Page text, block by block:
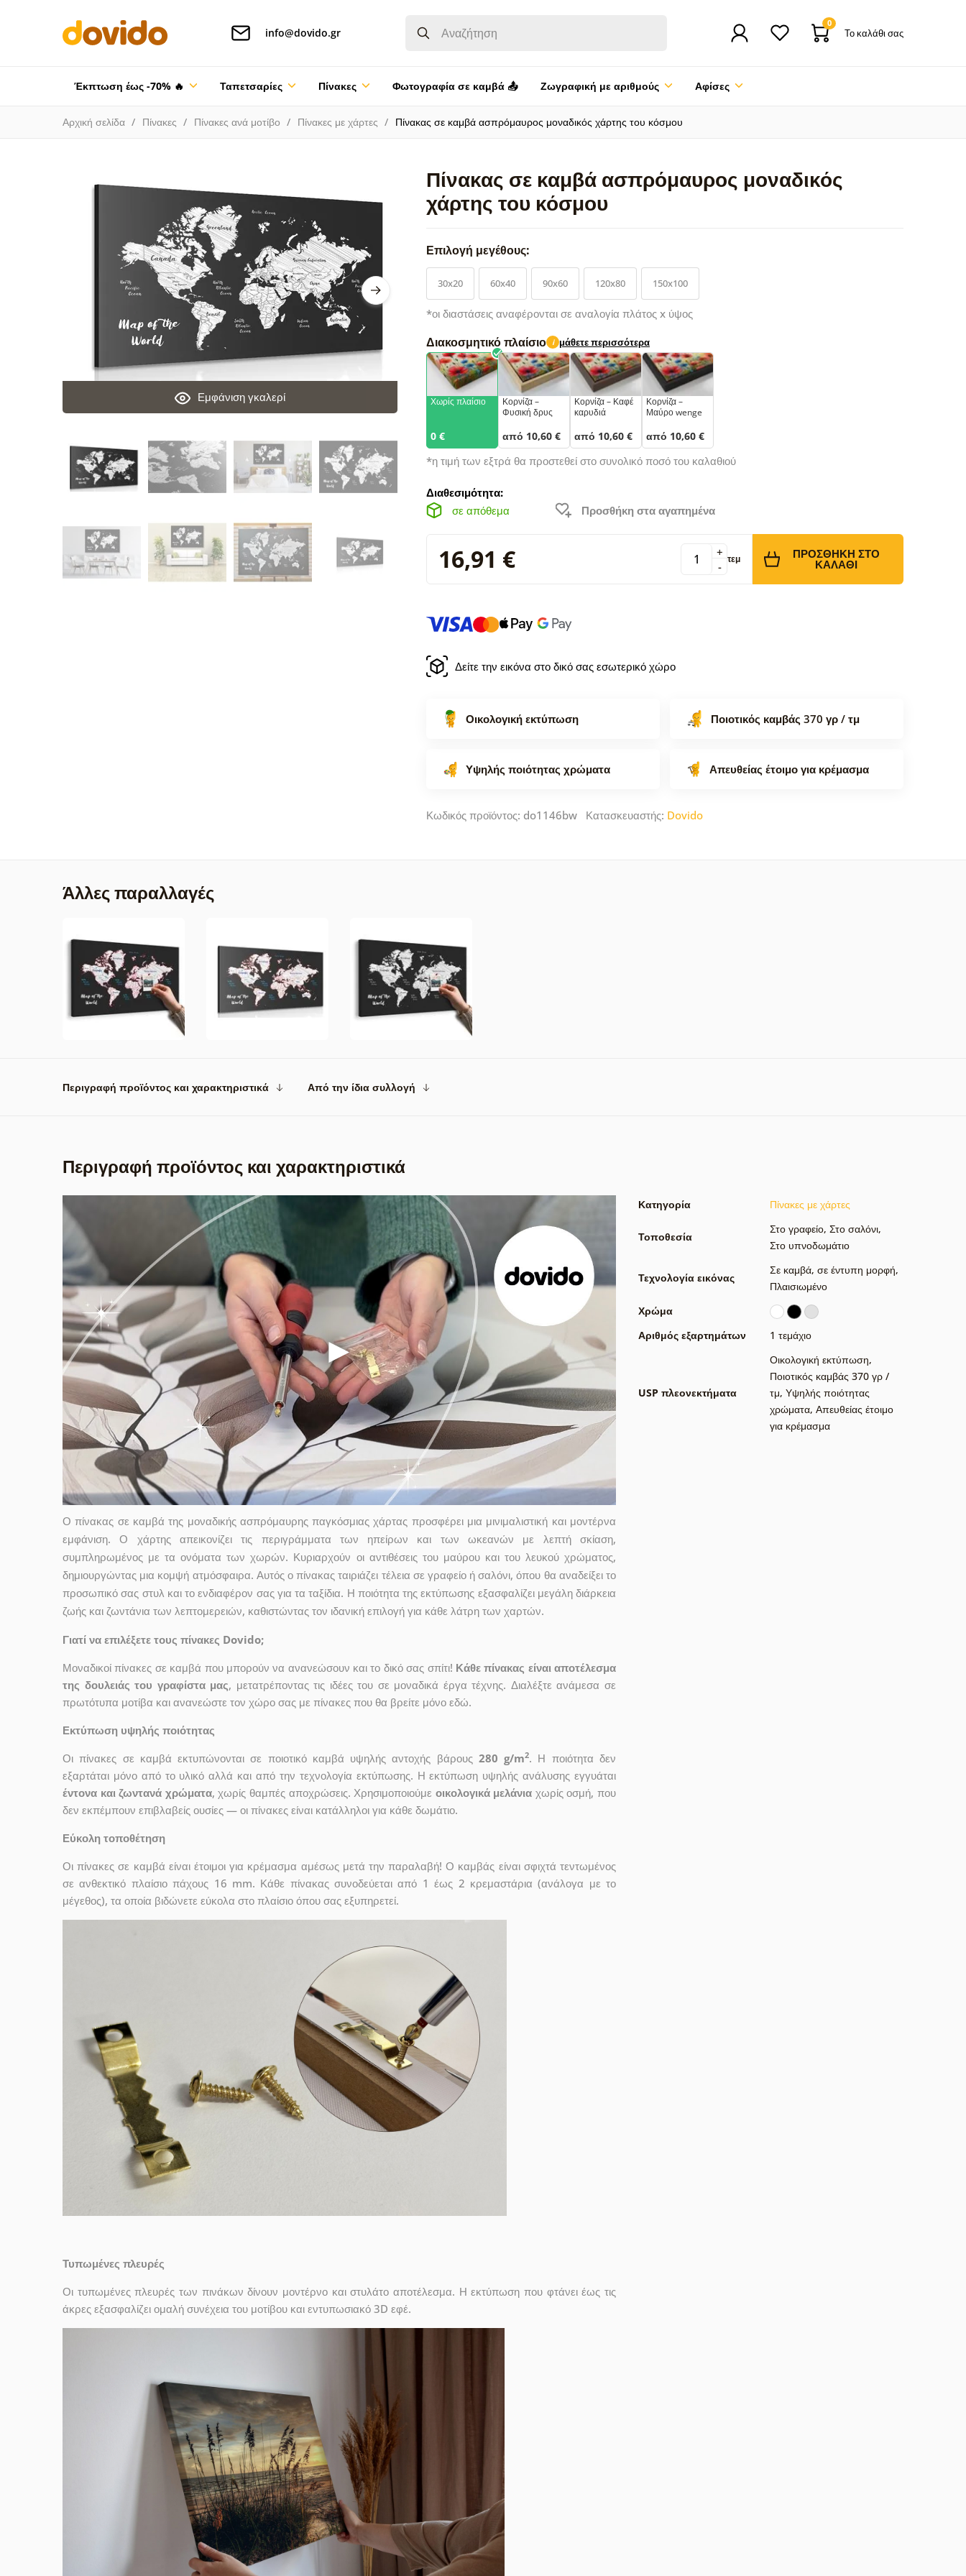
info@dovido.gr
0
Το καλάθι σας
Έκπτωση έως -70% 🔥 Ταπετσαρίες Πίνακες Φωτογραφία σε καμβά 📤 Ζωγραφική με αριθμούς Αφίσες
Αρχική σελίδα Πίνακες Πίνακες ανά μοτίβο Πίνακες με χάρτες Πίνακας σε καμβά ασπρόμαυρος μοναδικός χάρτης του κόσμου
Πίνακας σε καμβά ασπρόμαυρος μοναδικός
χάρτης του κόσμου
Εμφάνιση γκαλερί
Επιλογή μεγέθους:
30x20 60x40 90x60 120x80 150x100
*οι διαστάσεις αναφέρονται σε αναλογία πλάτος x ύψος
Διακοσμητικό πλαίσιο i μάθετε περισσότερα
Χωρίς πλαίσιο
0 €
Κορνίζα –
Φυσική δρυς
από 10,60 €
Κορνίζα – Καφέ
καρυδιά
από 10,60 €
Κορνίζα –
Μαύρο wenge
από 10,60 €
*η τιμή των εξτρά θα προστεθεί στο συνολικό ποσό του καλαθιού
Διαθεσιμότητα:
σε απόθεμα
Προσθήκη στα αγαπημένα
16,91 € -
+ τεμ ΠΡΟΣΘΉΚΗ ΣΤΟ
ΚΑΛΆΘΙ
Δείτε την εικόνα στο δικό σας εσωτερικό χώρο
Οικολογική εκτύπωση Ποιοτικός καμβάς 370 γρ / τμ
Υψηλής ποιότητας χρώματα Απευθείας έτοιμο για κρέμασμα
Κωδικός προϊόντος: do1146bw Κατασκευαστής: Dovido
Άλλες παραλλαγές
Περιγραφή προϊόντος και χαρακτηριστικά Από την ίδια συλλογή
Περιγραφή προϊόντος και χαρακτηριστικά
Ο πίνακας σε καμβά της μοναδικής ασπρόμαυρης παγκόσμιας χάρτας προσφέρει μια μινιμαλιστική και μοντέρνα
εμφάνιση. Ο χάρτης απεικονίζει τις περιγράμματα των ηπείρων και των ωκεανών με λεπτή σκίαση,
συμπληρωμένος με τα ονόματα των χωρών. Κυριαρχούν οι αντιθέσεις του μαύρου και του λευκού χρώματος,
δημιουργώντας μια κομψή ατμόσφαιρα. Αυτός ο πίνακας ταιριάζει τέλεια σε γραφείο ή σαλόνι, όπου θα αναδείξει το
προσωπικό σας στυλ και το ενδιαφέρον σας για τα ταξίδια. Η ποιότητα της εκτύπωσης εξασφαλίζει μεγάλη διάρκεια
ζωής και ζωντάνια των λεπτομερειών, καθιστώντας τον ιδανική επιλογή για κάθε λάτρη των χαρτών.
Γιατί να επιλέξετε τους πίνακες Dovido;
Μοναδικοί πίνακες σε καμβά που μπορούν να ανανεώσουν και το δικό σας σπίτι! Κάθε πίνακας είναι αποτέλεσμα
της δουλειάς του γραφίστα μας, μετατρέποντας τις ιδέες του σε μοναδικά έργα τέχνης. Διαλέξτε ανάμεσα σε
πρωτότυπα μοτίβα και ανανεώστε τον χώρο σας με πίνακες που θα βρείτε μόνο εδώ.
Εκτύπωση υψηλής ποιότητας
Οι πίνακες σε καμβά εκτυπώνονται σε ποιοτικό καμβά υψηλής αντοχής βάρους 280 g/m2. Η ποιότητα δεν
εξαρτάται μόνο από το υλικό αλλά και από την τεχνολογία εκτύπωσης. Η εκτύπωση υψηλής ανάλυσης εγγυάται
έντονα και ζωντανά χρώματα, χωρίς θαμπές αποχρώσεις. Χρησιμοποιούμε οικολογικά μελάνια χωρίς οσμή, που
δεν εκπέμπουν επιβλαβείς ουσίες — οι πίνακες είναι κατάλληλοι για κάθε δωμάτιο.
Εύκολη τοποθέτηση
Οι πίνακες σε καμβά είναι έτοιμοι για κρέμασμα αμέσως μετά την παραλαβή! Ο καμβάς είναι σφιχτά τεντωμένος
σε ανθεκτικό πλαίσιο πάχους 16 mm. Κάθε πίνακας συνοδεύεται από 1 έως 2 κρεμαστάρια (ανάλογα με το
μέγεθος), τα οποία βιδώνετε εύκολα στο πλαίσιο όπου σας εξυπηρετεί.
Τυπωμένες πλευρές
Οι τυπωμένες πλευρές των πινάκων δίνουν μοντέρνο και στυλάτο αποτέλεσμα. Η εκτύπωση που φτάνει έως τις
άκρες εξασφαλίζει ομαλή συνέχεια του μοτίβου και εντυπωσιακό 3D εφέ.
Κατηγορία Πίνακες με χάρτες
Τοποθεσία
Στο γραφείο, Στο σαλόνι,
Στο υπνοδωμάτιο
Τεχνολογία εικόνας
Σε καμβά, σε έντυπη μορφή,
Πλαισιωμένο
Χρώμα
Αριθμός εξαρτημάτων
1 τεμάχιο
USP πλεονεκτήματα
Οικολογική εκτύπωση,
Ποιοτικός καμβάς 370 γρ /
τμ, Υψηλής ποιότητας
χρώματα, Απευθείας έτοιμο
για κρέμασμα